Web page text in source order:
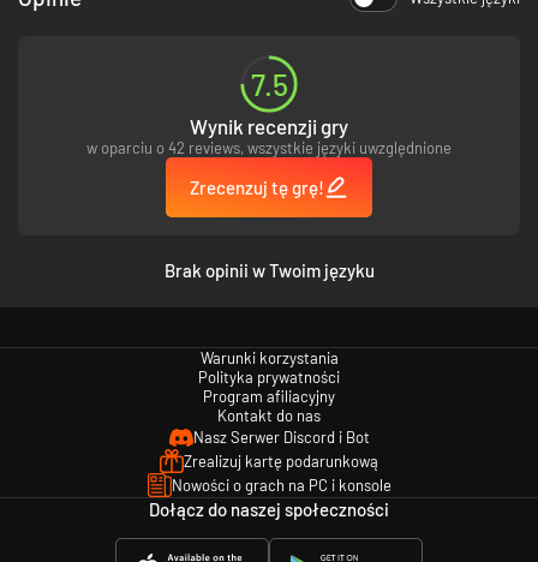
7.5
Wynik recenzji gry
w oparciu o 42 reviews, wszystkie języki uwzględnione
Zrecenzuj tę grę!
Brak opinii w Twoim języku
Warunki korzystania
Polityka prywatności
Program afiliacyjny
Kontakt do nas
Nasz Serwer Discord i Bot
Zrealizuj kartę podarunkową
Nowości o grach na PC i konsole
Dołącz do naszej społeczności